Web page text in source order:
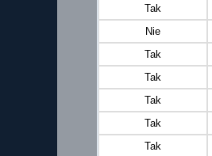
Tak
Nie
Tak
Tak
Tak
Tak
Tak